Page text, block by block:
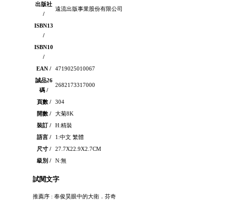
出版社
/
遠流出版事業股份有限公司
ISBN13
/
ISBN10
/
EAN /
4719025010067
誠品26
碼 /
2682173317000
頁數 /
304
開數 /
大菊8K
裝訂 /
H:精裝
語言 /
1:中文 繁體
尺寸 /
27.7X22.9X2.7CM
級別 /
N:無
試閱文字
推薦序 : 奉俊昊眼中的大衛．芬奇